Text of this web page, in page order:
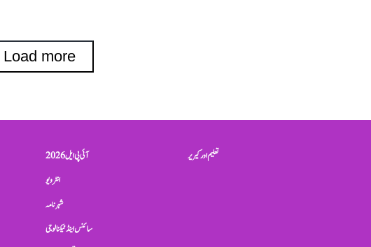
Load more
آئی پی ایل 2026
انٹرویو
شہرنامہ
سائنس اینڈ ٹیکنالوجی
تعلیم اور کیریر